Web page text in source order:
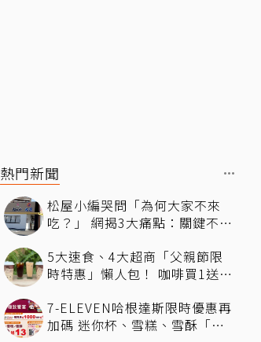
熱門新聞
松屋小編哭問「為何大家不來
吃？」 網揭3大痛點：關鍵不只
5大速食、4大超商「父親節限
時特惠」懶人包！ 咖啡買1送
7-ELEVEN哈根達斯限時優惠再
加碼 迷你杯、雪糕、雪酥「買